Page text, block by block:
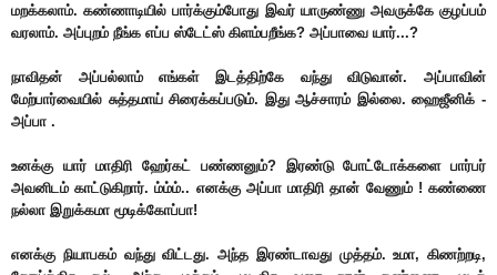
மறக்கலாம். கண்ணாடியில் பார்க்கும்போது இவர் யாருண்ணு அவருக்கே குழப்பம்
வரலாம். அப்புறம் நீங்க எப்ப ஸ்டேட்ஸ் கிளம்பறீங்க? அப்பாவை யார்...?
நாவிதன் அப்பல்லாம் எங்கள் இடத்திற்கே வந்து விடுவான். அப்பாவின்
மேற்பார்வையில் சுத்தமாய் சிரைக்கப்படும். இது ஆச்சாரம் இல்லை. ஹைஜீனிக் -
அப்பா .
உனக்கு யார் மாதிரி ஹேர்கட் பண்ணனும்? இரண்டு போட்டோக்களை பார்பர்
அவனிடம் காட்டுகிறார். ம்ம்ம்.. எனக்கு அப்பா மாதிரி தான் வேணும் ! கண்ணை
நல்லா இறுக்கமா மூடிக்கோப்பா!
எனக்கு நியாபகம் வந்து விட்டது. அந்த இரண்டாவது முத்தம். உமா, கிணற்றடி,